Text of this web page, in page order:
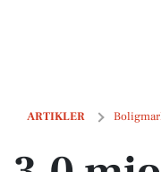
ARTIKLER
3,0 mio. kroner